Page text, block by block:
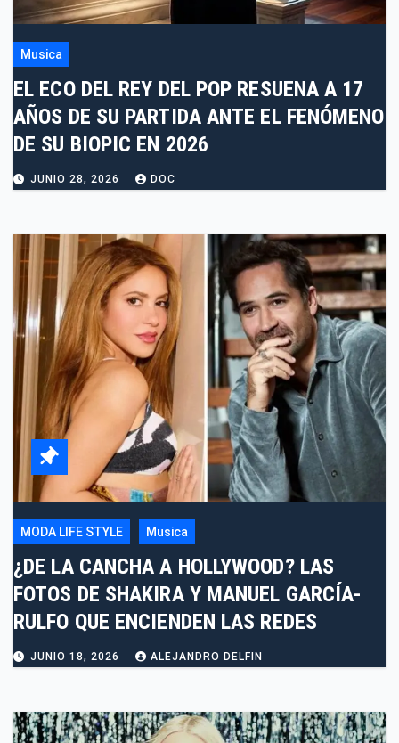
Musica
EL ECO DEL REY DEL POP RESUENA A 17
AÑOS DE SU PARTIDA ANTE EL FENÓMENO
DE SU BIOPIC EN 2026
JUNIO 28, 2026 DOC
MODA LIFE STYLE Musica
¿DE LA CANCHA A HOLLYWOOD? LAS
FOTOS DE SHAKIRA Y MANUEL GARCÍA-
RULFO QUE ENCIENDEN LAS REDES
JUNIO 18, 2026 ALEJANDRO DELFIN